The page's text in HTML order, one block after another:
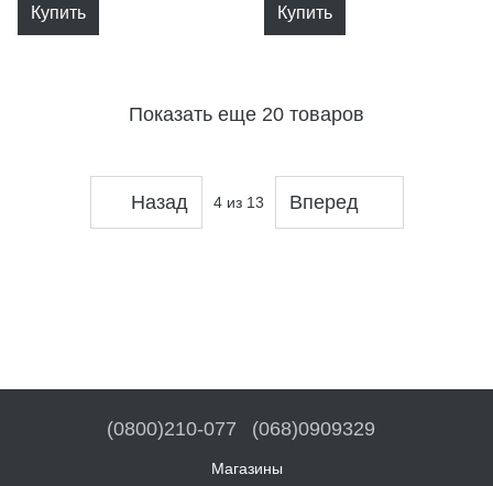
Купить Купить
Показать еще 20 товаров
Назад 4из 13 Вперед
(0800)210-077 (068)0909329
Магазины